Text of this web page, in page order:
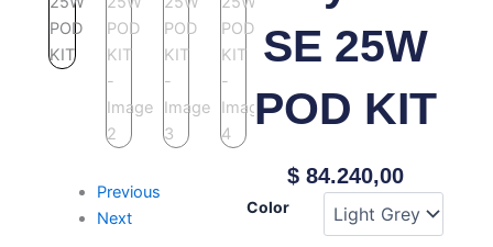
SE 25W
POD KIT
$84.240,00
Color
Uwell
Previous
Next